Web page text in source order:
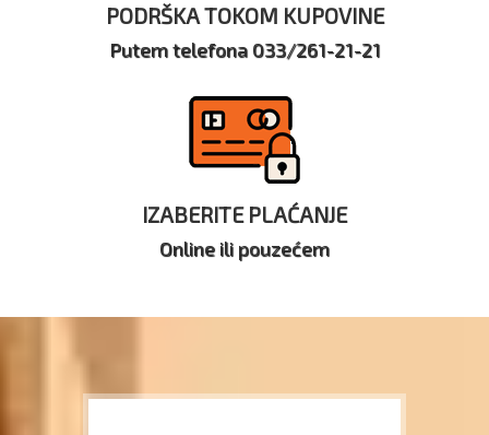
PODRŠKA TOKOM KUPOVINE
Putem telefona 033/261-21-21
IZABERITE PLAĆANJE
Online ili pouzećem